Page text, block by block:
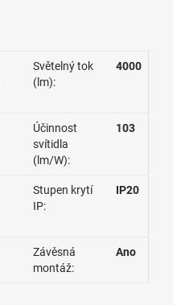
Světelný tok
(lm):
4000
Účinnost
svítidla
(lm/W):
103
Stupen krytí
IP:
IP20
Závěsná
montáž:
Ano